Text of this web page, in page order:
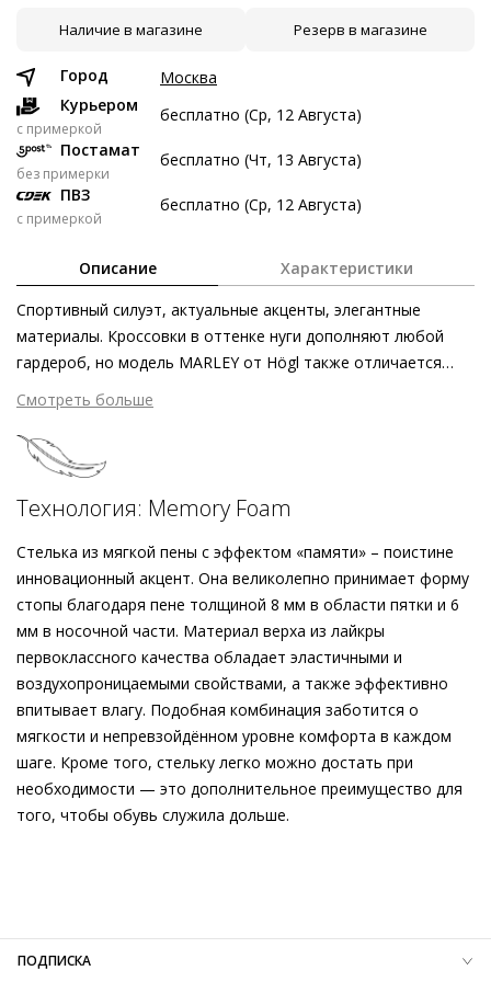
10 авг
24 авг
21 сен
Без переплат
Долями
Разделите стоимость покупки
Заплатите сейчас только часть, а оставшееся будем
Затем по 5 372 ₽ раз в 2 недели
Подробнее о сервисе можно узнать на
Наличие в магазине Резерв в магазине
Город
Москва
Курьером
c примеркой
бесплатно (Ср, 12 Августа)
Постамат
без примерки
бесплатно (Чт, 13 Августа)
ПВЗ
с примеркой
бесплатно (Ср, 12 Августа)
Описание Характеристики
Спортивный силуэт, актуальные акценты, элегантные
материалы. Кроссовки в оттенке нуги дополняют любой
гардероб, но модель MARLEY от Högl также отличается
износостойкостью, чрезвычайным комфортом и
эффектными деталями. Стёганая кожа, полученная
этичными методами на экологически безопасном
производстве, мягка и непринуждённа. Первоклассная
комфорта – кроссовки оснащены кожаной подкладкой и
стельками из инновационной пены с эффектом «памяти». В
комбинации с подходящими аксессуарами – например, со
стёганым рюкзаком CATHY – вы сможете создавать
поистине гармоничные образы. Динамично с
повседневными джинсами, элегантно с брюками или
платьем миди – кожаные кроссовки прекрасно подойдут к
обоим стилям.
Смотреть больше
Технология: Memory Foam
Стелька из мягкой пены с эффектом «памяти» – поистине
инновационный акцент. Она великолепно принимает форму
стопы благодаря пене толщиной 8 мм в области пятки и 6
мм в носочной части. Материал верха из лайкры
первоклассного качества обладает эластичными и
воздухопроницаемыми свойствами, а также эффективно
впитывает влагу. Подобная комбинация заботится о
мягкости и непревзойдённом уровне комфорта в каждом
шаге. Кроме того, стельку легко можно достать при
необходимости — это дополнительное преимущество для
того, чтобы обувь служила дольше.
Температурный режим
ПОДПИСКА